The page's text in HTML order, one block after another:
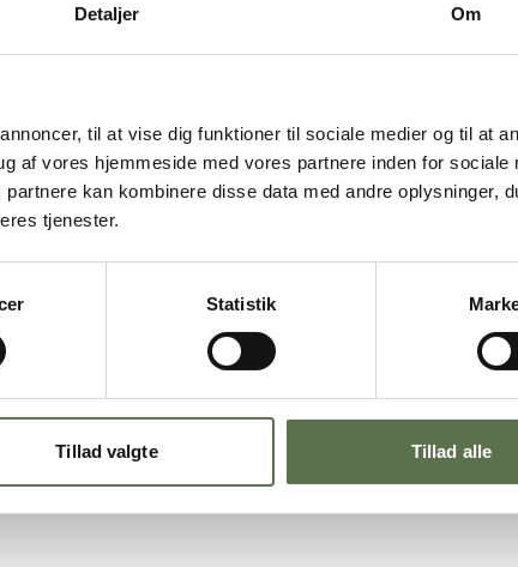
Detaljer Om
til at vise dig funktioner til sociale medier og til at
af vores hjemmeside med vores partnere inden for sociale
kan kombinere disse data med andre oplysninger,
tjenester.
Statistik
Tillad valgte Tillad alle
MED KRANSEKAGE OG
Grødbrød 30/